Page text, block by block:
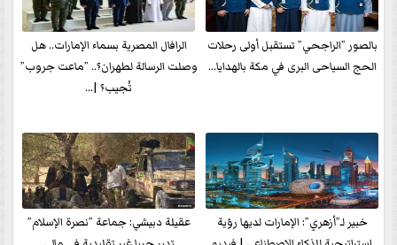
بالصور ”الراجحي” تستقبل أولى رحلات
الحج السياحى البرى في مكة بالهدايا...
الرافال المصرية بسماء الإمارات.. هل
وصلت الرسالة لطهران؟.. ”ماعت جروب”
تُجيب؟ |...
خبير لـ”أزهري”: الإمارات لديها رؤية
عقيلة دبيشي: جماعة ”نصرة الإسلام”